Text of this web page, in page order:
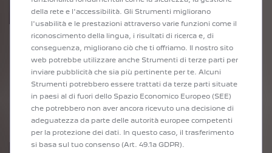
RAPIDITÀ
In pochi click riceverai una stima del valore del
tuo veicolo.
La nostra offerta di permuta è completamente
gratuita e senza impegno.
della rete e l'accessibilità. Gli Strumenti migliorano
l'usabilità e le prestazioni attraverso varie funzioni come il
riconoscimento della lingua, i risultati di ricerca e, di
conseguenza, migliorano ciò che ti offriamo. Il nostro sito
web potrebbe utilizzare anche Strumenti di terze parti per
inviare pubblicità che sia più pertinente per te. Alcuni
Strumenti potrebbero essere trattati da terze parti situate
in paesi al di fuori dello Spazio Economico Europeo (SEE)
che potrebbero non aver ancora ricevuto una decisione di
adeguatezza da parte delle autorità europee competenti
per la protezione dei dati. In questo caso, il trasferimento
si basa sul tuo consenso (Art. 49.1a GDPR).